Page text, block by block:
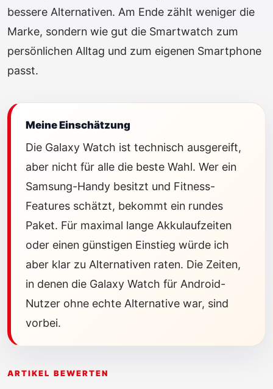
bessere Alternativen. Am Ende zählt weniger die
Marke, sondern wie gut die Smartwatch zum
persönlichen Alltag und zum eigenen Smartphone
passt.
Meine Einschätzung
Die Galaxy Watch ist technisch ausgereift,
aber nicht für alle die beste Wahl. Wer ein
Samsung-Handy besitzt und Fitness-
Features schätzt, bekommt ein rundes
Paket. Für maximal lange Akkulaufzeiten
oder einen günstigen Einstieg würde ich
aber klar zu Alternativen raten. Die Zeiten,
in denen die Galaxy Watch für Android-
Nutzer ohne echte Alternative war, sind
vorbei.
ARTIKEL BEWERTEN